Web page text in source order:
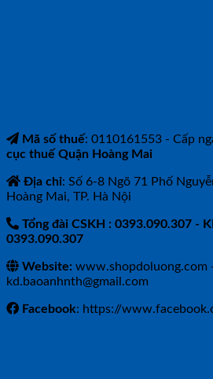
Mã số thuế: 0110161553 - Cấp
cục thuế Quận Hoàng Mai
Địa chỉ: Số 6-8 Ngõ 71 Phố
Hoàng Mai, TP. Hà Nội
Tổng đài CSKH : 0393.090.307 -
0393.090.307
Website: www.shopdoluong.com
kd.baoanhnth@gmail.com
Facebook: https://